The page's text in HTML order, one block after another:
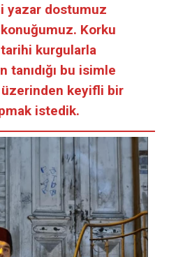
yazar dostumuz
Korku
kurgularla
tanıdığı bu isimle
üzerinden keyifli bir
istedik.